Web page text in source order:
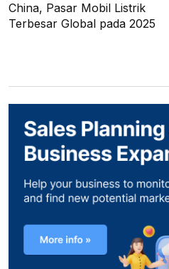
China, Pasar Mobil Listrik
Terbesar Global pada 2025